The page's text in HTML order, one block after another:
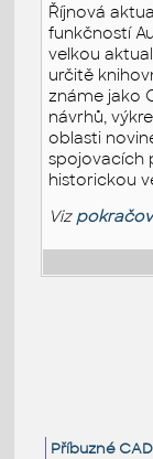
Říjnová
funkčností
velkou
určitě
známe jako
návrhů,
oblasti
spojovacích
historickou
Viz
Příbuzné